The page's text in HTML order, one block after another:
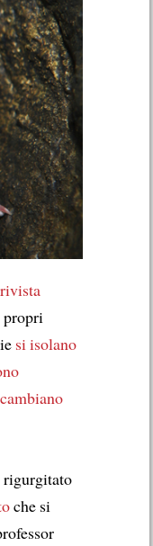
si isolano
rigurgitato
che si